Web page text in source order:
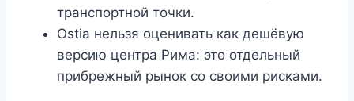
транспортной точки.
Ostia нельзя оценивать как дешёвую
версию центра Рима: это отдельный
прибрежный рынок со своими рисками.